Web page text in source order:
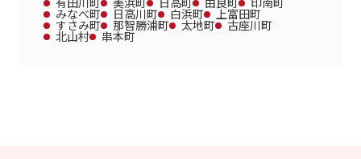
みなべ町 日高川町 白浜町 上富田町
すさみ町 那智勝浦町 太地町 古座川町
北山村 串本町